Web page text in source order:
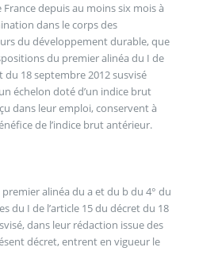
France depuis au moins six mois à
dans le corps des
du développement durable, que
du premier alinéa du I de
du 18 septembre 2012 susvisé
échelon doté d’un indice brut
dans leur emploi, conservent à
de l’indice brut antérieur.
alinéa du a et du b du 4° du
du I de l’article 15 du décret du 18
dans leur rédaction issue des
décret, entrent en vigueur le